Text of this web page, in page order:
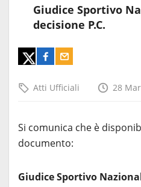
Giudice Sportivo
decisione P.C.
Atti Ufficiali 28
Si comunica che è
documento:
Giudice Sportivo